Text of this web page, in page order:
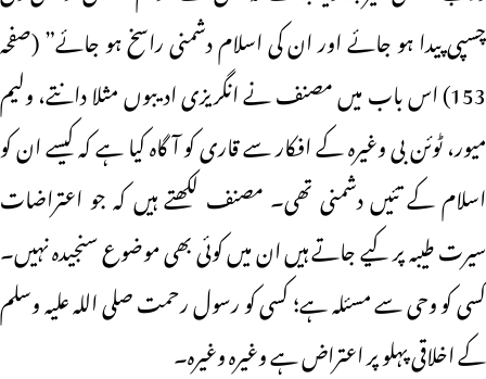
چسپی پیدا ہو جائے اور ان کی اسلام دشمنی راسخ ہو جائے” (صفحہ
153) اس باب میں مصنف نے انگریزی ادیبوں مثلا دانتے، ولیم
میور، ٹوئن بی وغیرہ کے افکار سے قاری کو آگاہ کیا ہے کہ کیسے ان کو
اسلام کے تئیں دشمنی تھی۔ مصنف لکھتے ہیں کہ جو اعتراضات
سیرت طیبہ پر کیے جاتے ہیں ان میں کوئی بھی موضوع سنجیدہ نہیں۔
کسی کو وحی سے مسئلہ ہے؛ کسی کو رسول رحمت صلی اللہ علیہ وسلم
کے اخلاقی پہلو پر اعتراض ہے وغیرہ وغیرہ۔